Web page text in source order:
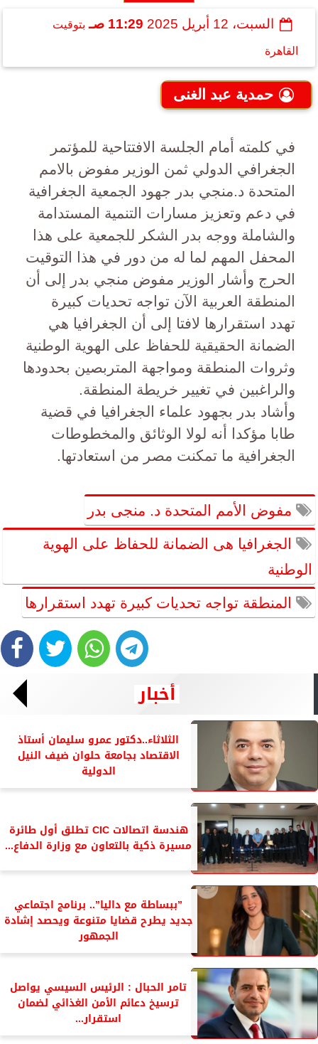
السبت، 12 أبريل 2025 11:29 صـ بتوقيت
القاهرة
حمدية عبد الغنى
في كلمته أمام الجلسة الافتتاحية للمؤتمر
الجغرافي الدولي ثمن الوزير مفوض بالامم
المتحدة د.منجي بدر جهود الجمعية الجغرافية
في دعم وتعزيز مسارات التنمية المستدامة
والشاملة ووجه بدر الشكر للجمعية على هذا
المحفل المهم لما له من دور في هذا التوقيت
الحرج وأشار الوزير مفوض منجي بدر إلى أن
المنطقة العربية الآن تواجه تحديات كبيرة
تهدد استقرارها لافتا إلى أن الجغرافيا هي
الضمانة الحقيقية للحفاظ على الهوية الوطنية
وثروات المنطقة ومواجهة المتربصين بحدودها
والراغبين في تغيير خريطة المنطقة.
وأشاد بدر بجهود علماء الجغرافيا في قضية
طابا مؤكدا أنه لولا الوثائق والمخطوطات
الجغرافية ما تمكنت مصر من استعادتها.
مفوض الأمم المتحدة د. منجى بدر
الجغرافيا هى الضمانة للحفاظ على الهوية
الوطنية
المنطقة تواجه تحديات كبيرة تهدد استقرارها
أخبار
الثلاثاء..دكتور عمرو سليمان أستاذ
الاقتصاد بجامعة حلوان ضيف النيل
الدولية
هندسة اتصالات CIC تطلق أول طائرة
مسيرة ذكية بالتعاون مع وزارة الدفاع...
”ببساطة مع داليا”.. برنامج اجتماعي
جديد يطرح قضايا متنوعة ويحصد إشادة
الجمهور
تامر الحبال : الرئيس السيسي يواصل
ترسيخ دعائم الأمن الغذائي لضمان
استقرار...